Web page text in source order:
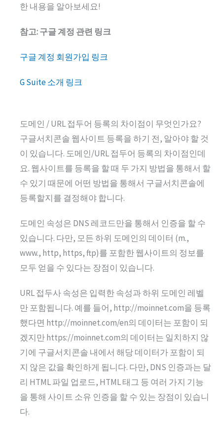
한 내용을 알아보세요!
참고: 구글 계정 관련 링크
구글 계정 회원가입 링크
G Suite 소개 링크
도메인 / URL 접두어 등록의 차이점이 무엇인가요?
구글서치콘솔 웹사이트 등록을 하기 전, 알아야 할 것
이 있습니다. 도메인/URL 접두어 등록의 차이점인데
요. 웹사이트를 등록을 할 때 두 가지 방법을 통해서 할
수 있기 때문에 어떤 방법을 통해서 구글서치콘솔에
등록할지를 결정해야 합니다.
도메인 속성은 DNS 레코드만을 통해서 인증을 할 수
있습니다. 다만, 모든 하위 도메인의 데이터 (m.,
www., http, https, ftp)를 포함한 웹사이트의 정보를
모두 얻을 수 있다는 장점이 있습니다.
URL 접두사 속성은 입력한 속성과 하위 도메인 레벨
만 포함됩니다. 예를 들어, http://moinnet.com을 등록
했다면 http://moinnet.com/en의 데이터는 포함이 되
겠지만 https://moinnet.com의 데이터는 일치하지 않
기에 구글서치콘솔 내에서 해당 데이터가 포함이 되
지 않은 값을 확인하게 됩니다. 다만, DNS 인증과는 달
리 HTML 파일 업로드, HTML 태그 등 여러 가지 기능
을 통해 사이트 소유 인증을 할 수 있는 장점이 있습니
다.